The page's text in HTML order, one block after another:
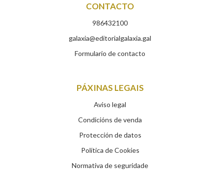
CONTACTO
986432100
galaxia@editorialgalaxia.gal
Formulario de contacto
PÁXINAS LEGAIS
Aviso legal
Condicións de venda
Protección de datos
Política de Cookies
Normativa de seguridade